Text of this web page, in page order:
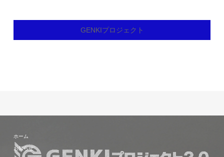
GENKIプロジェクト
ホーム
お知らせ